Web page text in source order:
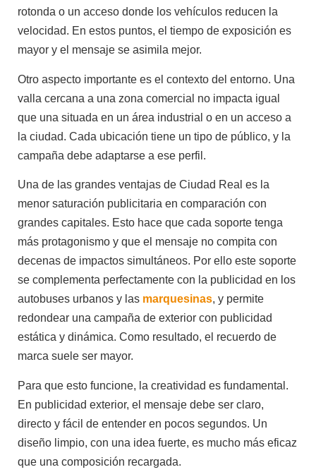
rotonda o un acceso donde los vehículos reducen la
velocidad. En estos puntos, el tiempo de exposición es
mayor y el mensaje se asimila mejor.
Otro aspecto importante es el contexto del entorno. Una
valla cercana a una zona comercial no impacta igual
que una situada en un área industrial o en un acceso a
la ciudad. Cada ubicación tiene un tipo de público, y la
campaña debe adaptarse a ese perfil.
Una de las grandes ventajas de Ciudad Real es la
menor saturación publicitaria en comparación con
grandes capitales. Esto hace que cada soporte tenga
más protagonismo y que el mensaje no compita con
decenas de impactos simultáneos. Por ello este soporte
se complementa perfectamente con la publicidad en los
autobuses urbanos y las marquesinas, y permite
redondear una campaña de exterior con publicidad
estática y dinámica. Como resultado, el recuerdo de
marca suele ser mayor.
Para que esto funcione, la creatividad es fundamental.
En publicidad exterior, el mensaje debe ser claro,
directo y fácil de entender en pocos segundos. Un
diseño limpio, con una idea fuerte, es mucho más eficaz
que una composición recargada.